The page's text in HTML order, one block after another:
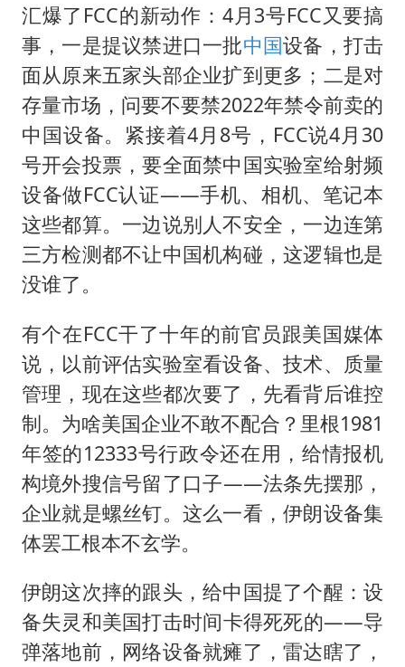
汇爆了FCC的新动作：4月3号FCC又要搞
事，一是提议禁进口一批中国设备，打击
面从原来五家头部企业扩到更多；二是对
存量市场，问要不要禁2022年禁令前卖的
中国设备。紧接着4月8号，FCC说4月30
号开会投票，要全面禁中国实验室给射频
设备做FCC认证——手机、相机、笔记本
这些都算。一边说别人不安全，一边连第
三方检测都不让中国机构碰，这逻辑也是
没谁了。
有个在FCC干了十年的前官员跟美国媒体
说，以前评估实验室看设备、技术、质量
管理，现在这些都次要了，先看背后谁控
制。为啥美国企业不敢不配合？里根1981
年签的12333号行政令还在用，给情报机
构境外搜信号留了口子——法条先摆那，
企业就是螺丝钉。这么一看，伊朗设备集
体罢工根本不玄学。
伊朗这次摔的跟头，给中国提了个醒：设
备失灵和美国打击时间卡得死死的——导
弹落地前，网络设备就瘫了，雷达瞎了，